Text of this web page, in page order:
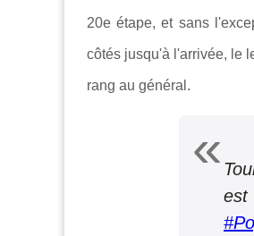
20e étape, et sans
côtés jusqu'à l'arrivée, le
rang au général.